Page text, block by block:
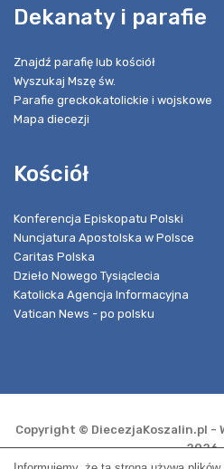
Dekanaty i parafie
Znajdź parafię lub kościół
Wyszukaj Mszę św.
Parafie greckokatolickie i wojskowe
Mapa diecezji
Kościół
Konferencja Episkopatu Polski
Nuncjatura Apostolska w Polsce
Caritas Polska
Dzieło Nowego Tysiąclecia
Katolicka Agencja Informacyjna
Vatican News - po polsku
Copyright © DiecezjaKoszalin.pl -
2026